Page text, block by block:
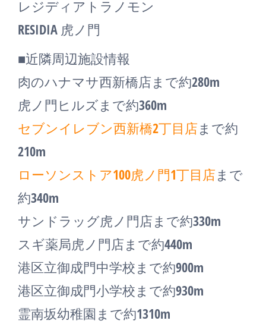
レジディアトラノモン
RESIDIA 虎ノ門
■近隣周辺施設情報
肉のハナマサ西新橋店まで約280m
虎ノ門ヒルズまで約360m
セブンイレブン西新橋2丁目店まで約
210m
ローソンストア100虎ノ門1丁目店まで
約340m
サンドラッグ虎ノ門店まで約330m
スギ薬局虎ノ門店まで約440m
港区立御成門中学校まで約900m
港区立御成門小学校まで約930m
霊南坂幼稚園まで約1310m